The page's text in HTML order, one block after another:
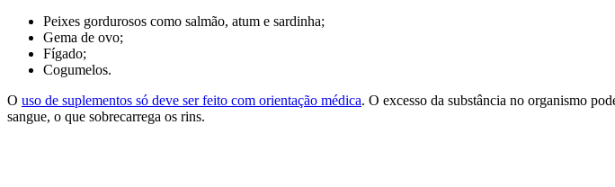
Peixes gordurosos como salmão, atum e sardinha;
Gema de ovo;
Fígado;
Cogumelos.
O uso de suplementos só deve ser feito com orientação médica. O excesso da substância no organismo
sangue, o que sobrecarrega os rins.